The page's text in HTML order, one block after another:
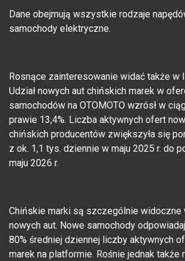
Dane obejmują wszystkie rodzaje
samochody elektryczne.
Rosnące zainteresowanie widać także w
Udział nowych aut chińskich marek w
samochodów na OTOMOTO wzrósł w
prawie 13,4%. Liczba aktywnych ofert
chińskich producentów zwiększyła się
z ok. 1,1 tys. dziennie w maju 2025 r. do
maju 2026 r.
Chińskie marki są szczególnie widoczne
nowych aut. Nowe samochody
80% średniej dziennej liczby aktywnych
marek na platformie. Rośnie jednak także